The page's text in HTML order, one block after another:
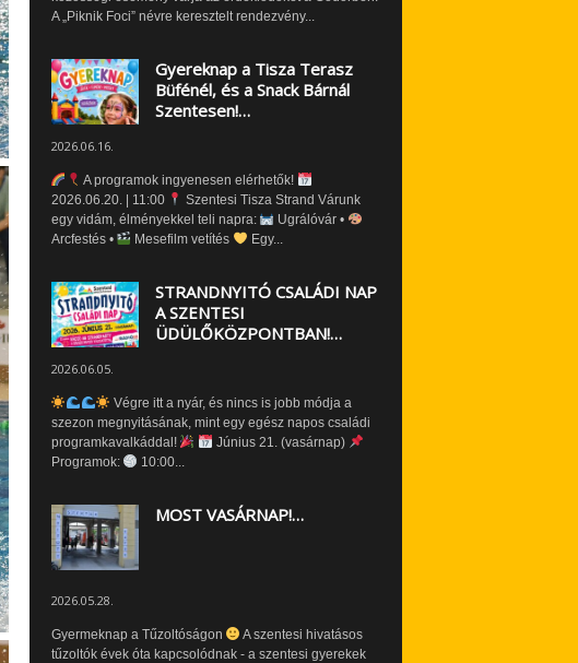
A „Piknik Foci” névre keresztelt rendezvény...
Gyereknap a Tisza Terasz
Büfénél, és a Snack Bárnál
Szentesen!…
2026.06.16.
A programok ingyenesen elérhetők!
2026.06.20. | 11:00
Szentesi Tisza Strand Várunk
egy vidám, élményekkel teli napra:
Ugrálóvár •
Arcfestés •
Mesefilm vetítés Egy...
STRANDNYITÓ CSALÁDI NAP
A SZENTESI
ÜDÜLŐKÖZPONTBAN!…
2026.06.05.
Végre itt a nyár, és nincs is jobb módja a
szezon megnyitásának, mint egy egész napos családi
programkavalkáddal!
Június 21. (vasárnap)
Programok:
10:00...
MOST VASÁRNAP!…
2026.05.28.
Gyermeknap a Tűzoltóságon
A szentesi hivatásos
tűzoltók évek óta kapcsolódnak - a szentesi gyerekek